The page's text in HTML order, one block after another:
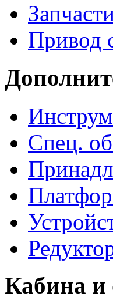
Привод
Спец.
Кабина и